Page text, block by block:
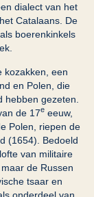
dialect van het
Catalaans. De
boerenkinkels
kozakken, een
en Polen, die
hebben gezeten.
de 17e eeuw,
Polen, riepen de
(1654). Bedoeld
van militaire
de Russen
tsaar en
onderdeel van